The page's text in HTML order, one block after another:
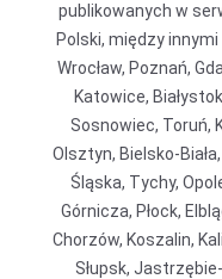
publikowanych w
Polski, między
Wrocław, Poznań,
Katowice,
Sosnowiec, Toruń,
Olsztyn, Bielsko-
Śląska, Tychy,
Górnicza, Płock,
Chorzów, Koszalin,
Słupsk,